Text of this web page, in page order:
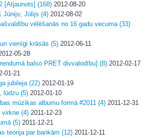
[Atjaunots] (168) 2012-08-20
Jūnijs; Jūlijs (4) 2012-08-02
vēlēšanās no 16 gadu vecuma (33)
vienīgi krāsās (5) 2012-06-11
05-28
balso PRET divvalodību] (8) 2012-02-17
01-21
jubileja (22) 2012-01-19
lūdzu (5) 2012-01-10
mūzikas albumu formā #2011 (4) 2011-12-31
virkne (4) 2011-12-23
(5) 2011-12-21
teorija par bankām (12) 2011-12-11